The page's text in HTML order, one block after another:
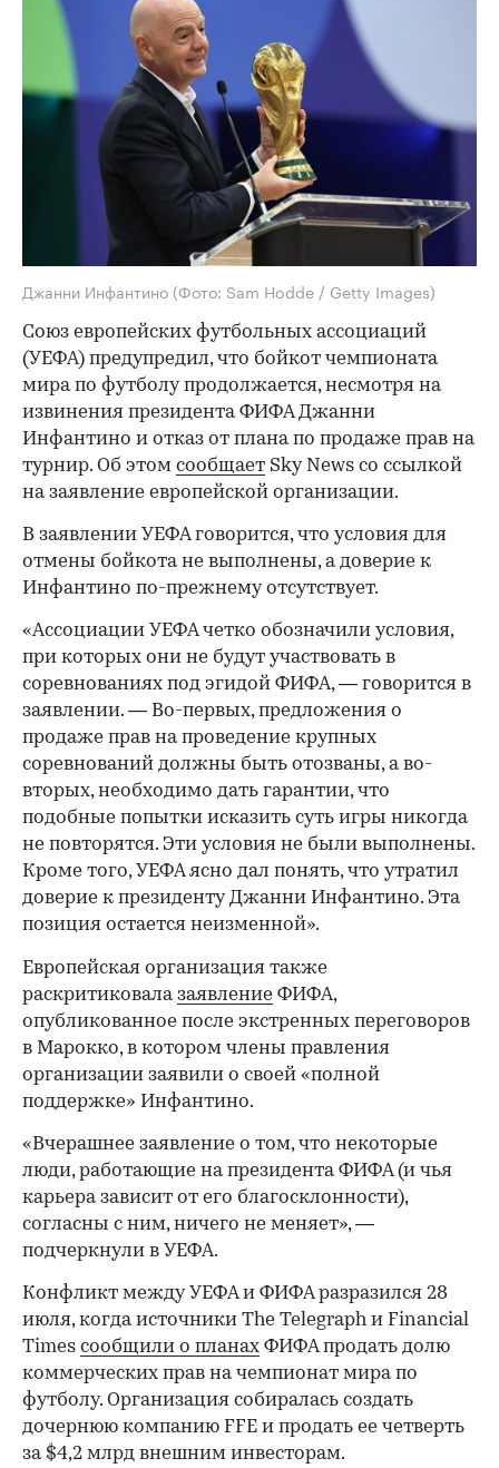
Джанни Инфантино (Фото: Sam Hodde / Getty Images)
Союз европейских футбольных ассоциаций
(УЕФА) предупредил, что бойкот чемпионата
мира по футболу продолжается, несмотря на
извинения президента ФИФА Джанни
Инфантино и отказ от плана по продаже прав на
турнир. Об этом сообщает Sky News со ссылкой
на заявление европейской организации.
В заявлении УЕФА говорится, что условия для
отмены бойкота не выполнены, а доверие к
Инфантино по-прежнему отсутствует.
«Ассоциации УЕФА четко обозначили условия,
при которых они не будут участвовать в
соревнованиях под эгидой ФИФА, — говорится в
заявлении. — Во-первых, предложения о
продаже прав на проведение крупных
соревнований должны быть отозваны, а во-
вторых, необходимо дать гарантии, что
подобные попытки исказить суть игры никогда
не повторятся. Эти условия не были выполнены.
Кроме того, УЕФА ясно дал понять, что утратил
доверие к президенту Джанни Инфантино. Эта
позиция остается неизменной».
00:00
Европейская организация также
раскритиковалазаявление ФИФА,
опубликованное после экстренных переговоров
в Марокко, в котором члены правления
организации заявили о своей «полной
поддержке» Инфантино.
«Вчерашнее заявление о том, что некоторые
люди, работающие на президента ФИФА (и чья
карьера зависит от его благосклонности),
согласны с ним, ничего не меняет», —
подчеркнули в УЕФА.
Конфликт между УЕФА и ФИФА разразился 28
июля, когда источники The Telegraph и Financial
Times сообщили о планах ФИФА продать долю
коммерческих прав на чемпионат мира по
футболу. Организация собиралась создать
дочернюю компанию FFE и продать ее четверть
за $4,2 млрд внешним инвесторам.